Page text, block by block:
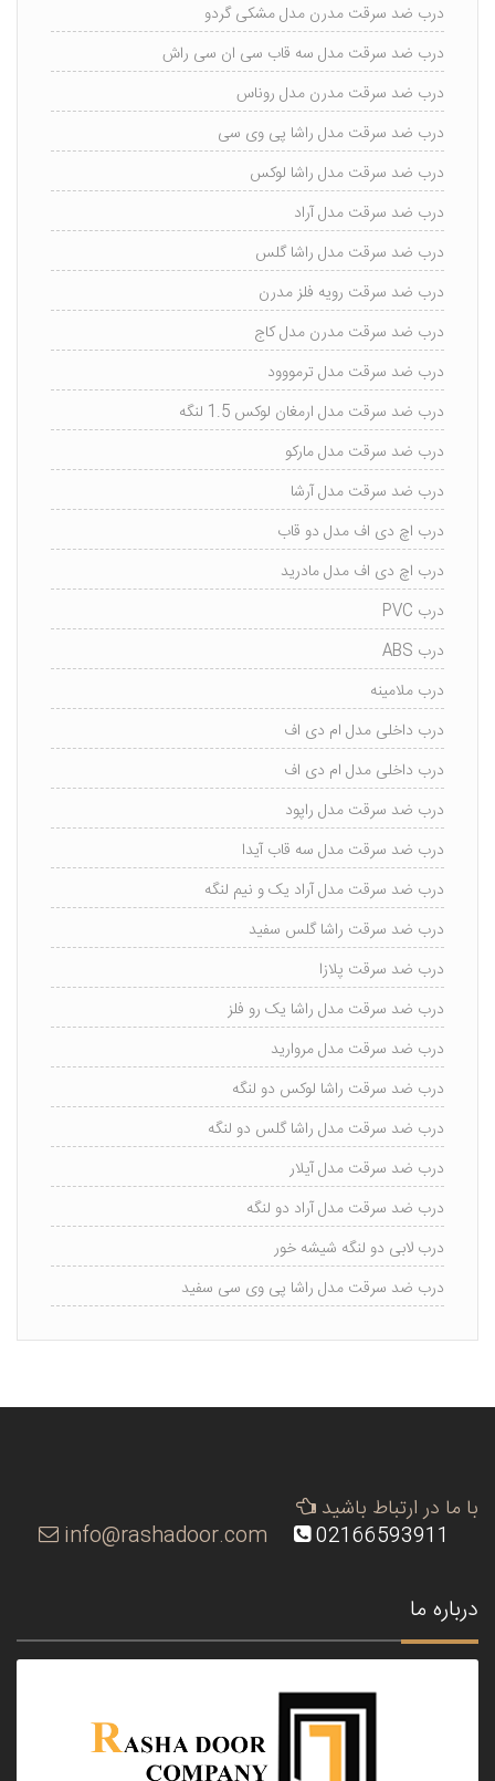
درب ضد سرقت مدرن مدل مشکی گردو
درب ضد سرقت مدل سه قاب سی ان سی راش
درب ضد سرقت مدرن مدل روناس
درب ضد سرقت مدل راشا پی وی سی
درب ضد سرقت مدل راشا لوکس
درب ضد سرقت مدل آراد
درب ضد سرقت مدل راشا گلس
درب ضد سرقت رویه فلز مدرن
درب ضد سرقت مدرن مدل کاج
درب ضد سرقت مدل ترمووود
درب ضد سرقت مدل ارمغان لوکس 1.5 لنگه
درب ضد سرقت مدل مارکو
درب ضد سرقت مدل آرشا
درب اچ دی اف مدل دو قاب
درب اچ دی اف مدل مادرید
درب PVC
درب ABS
درب ملامینه
درب داخلی مدل ام دی اف
درب داخلی مدل ام دی اف
درب ضد سرقت مدل راپود
درب ضد سرقت مدل سه قاب آیدا
درب ضد سرقت مدل آراد یک و نیم لنگه
درب ضد سرقت راشا گلس سفید
درب ضد سرقت پلازا
درب ضد سرقت مدل راشا یک رو فلز
درب ضد سرقت مدل مروارید
درب ضد سرقت راشا لوکس دو لنگه
درب ضد سرقت مدل راشا گلس دو لنگه
درب ضد سرقت مدل آیلار
درب ضد سرقت مدل آراد دو لنگه
درب لابی دو لنگه شیشه خور
درب ضد سرقت مدل راشا پی وی سی سفید
با ما در ارتباط باشید
02166593911
info@rashadoor.com
درباره ما